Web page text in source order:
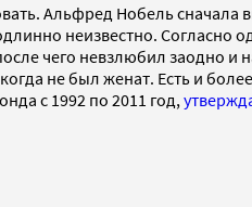
Альфред Нобель сначала
неизвестно. Согласно
чего невзлюбил заодно и
не был женат. Есть и
с 1992 по 2011 год,